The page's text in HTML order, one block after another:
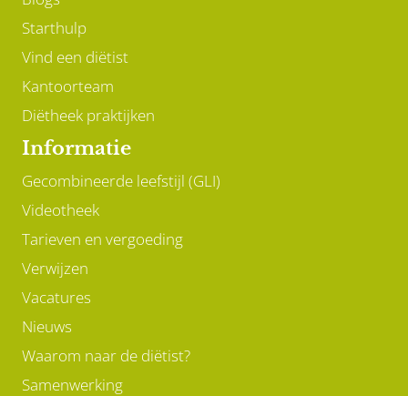
Starthulp
Vind een diëtist
Kantoorteam
Diëtheek praktijken
Informatie
Gecombineerde leefstijl (GLI)
Videotheek
Tarieven en vergoeding
Verwijzen
Vacatures
Nieuws
Waarom naar de diëtist?
Samenwerking